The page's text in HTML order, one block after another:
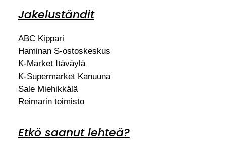
Jakeluständit
ABC Kippari
Haminan S-ostoskeskus
K-Market Itäväylä
K-Supermarket Kanuuna
Sale Miehikkälä
Reimarin toimisto
Etkö saanut lehteä?